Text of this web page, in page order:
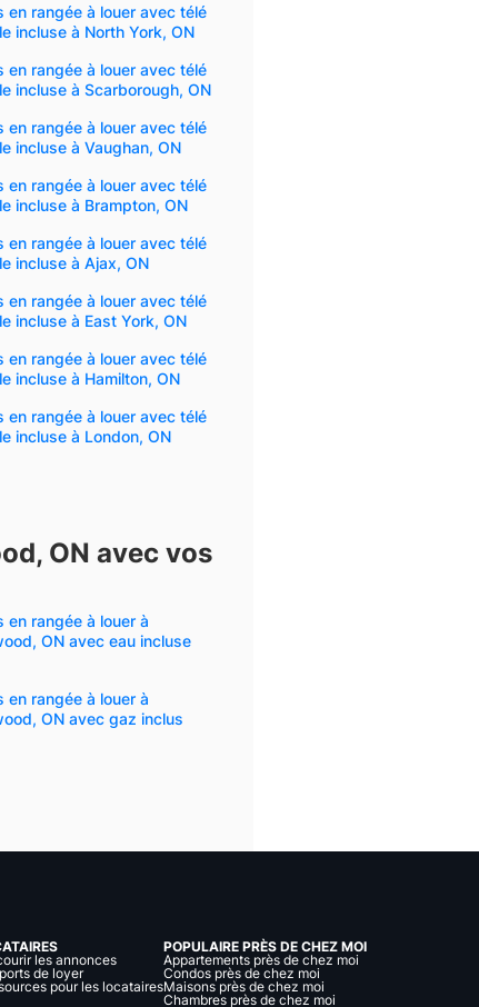
en rangée à louer avec télé
incluse à North York, ON
en rangée à louer avec télé
incluse à Scarborough, ON
en rangée à louer avec télé
incluse à Vaughan, ON
en rangée à louer avec télé
incluse à Brampton, ON
en rangée à louer avec télé
incluse à Ajax, ON
en rangée à louer avec télé
incluse à East York, ON
en rangée à louer avec télé
incluse à Hamilton, ON
en rangée à louer avec télé
incluse à London, ON
ON avec vos
en rangée à louer à
ON avec eau incluse
en rangée à louer à
ON avec gaz inclus
les annonces
de loyer
pour les locataires
POPULAIRE PRÈS DE CHEZ MOI
Appartements près de chez moi
Condos près de chez moi
Maisons près de chez moi
Chambres près de chez moi